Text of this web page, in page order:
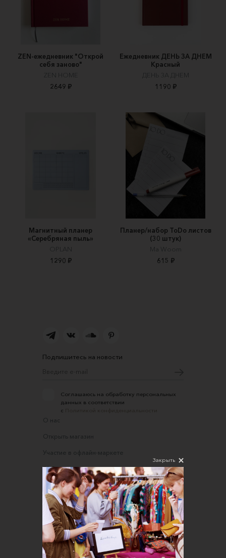
ZEN-ежедневник "Открой
себя заново"
ZEN HOME
2649 ₽
Ежедневник ДЕНЬ ЗА ДНЕМ
Красный
ДЕНЬ ЗА ДНЕМ
1190 ₽
Магнитный планер
«Серебряная пыль»
OPLAN
1290 ₽
Планер/набор ToDo листов
(30 штук)
Ma Woom
615 ₽
Подпишитесь на новости
Соглашаюсь на обработку персональных
данных в соответствии
с
О нас
Открыть магазин
Участие в офлайн-маркете
FAQ
Требования к фотографиям
Обратная связь
Соглашение об оказании услуг
Правила сайта
Оферта для продавцов
Закрыть